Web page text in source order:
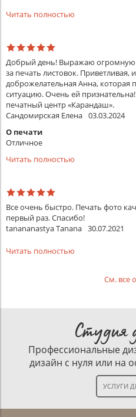
Читать полностью
Добрый день! Выражаю огромную
за печать листовок. Приветливая,
доброжелательная Анна,
ситуацию. Очень ей
печатный центр «Карандаш».
Сандомирская Елена 03.03.2024
О печати
Отличное
Читать полностью
Все очень быстро. Печать фото
первый раз. Спасибо!
tanananastya Tanana 30.07.2021
Читать полностью
См. все
Студия
Профессиональные
дизайн с нуля или на